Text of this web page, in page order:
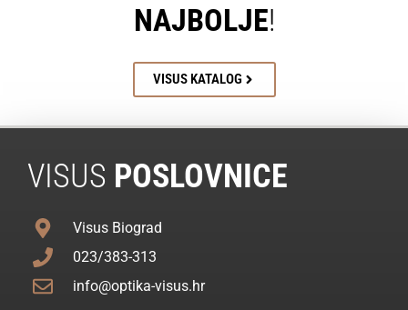
NAJBOLJE!
VISUS KATALOG
VISUS POSLOVNICE
Visus Biograd
023/383-313
info@optika-visus.hr